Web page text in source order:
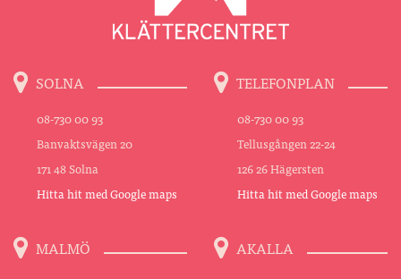
SOLNA
08-730 00 93
Banvaktsvägen 20
171 48 Solna
Hitta hit med Google maps
TELEFONPLAN
08-730 00 93
Tellusgången 22-24
126 26 Hägersten
Hitta hit med Google maps
MALMÖ AKALLA